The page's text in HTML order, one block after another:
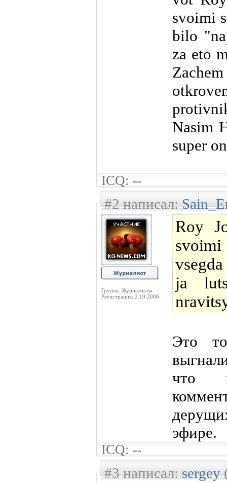
svoimi
bilo
za eto
Nasim
super
ICQ: --
#2 написал:
Группа: Журналисты
Регистрация: 2.10.2006
Roy
ja
Это
что
эфире.
ICQ: --
#3 написал:sergey